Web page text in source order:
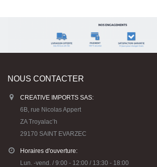
NOUS CONTACTER
CREATIVE IMPORTS SAS:
6B, rue Nicolas Appert
ZA Troyalac’h
29170 SAINT EVARZEC
Horaires d'ouverture:
Lun. -vend. / 9:00 - 12:00 / 13:30 - 18:00